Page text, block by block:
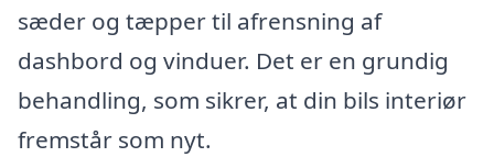
sæder og tæpper til afrensning af
dashbord og vinduer. Det er en grundig
behandling, som sikrer, at din bils interiør
fremstår som nyt.